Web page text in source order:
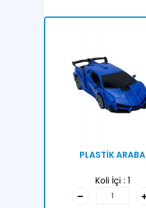
PLASTİK ARABA
Koli İçi : 1